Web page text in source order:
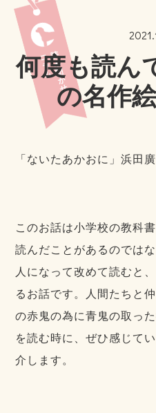
何度も読ん
の名作
「ないたあかおに」浜田
このお話は小学校の教科
読んだことがあるのでは
人になって改めて読むと
るお話です。人間たちと
の赤鬼の為に青鬼の取っ
を読む時に、ぜひ感じて
介します。